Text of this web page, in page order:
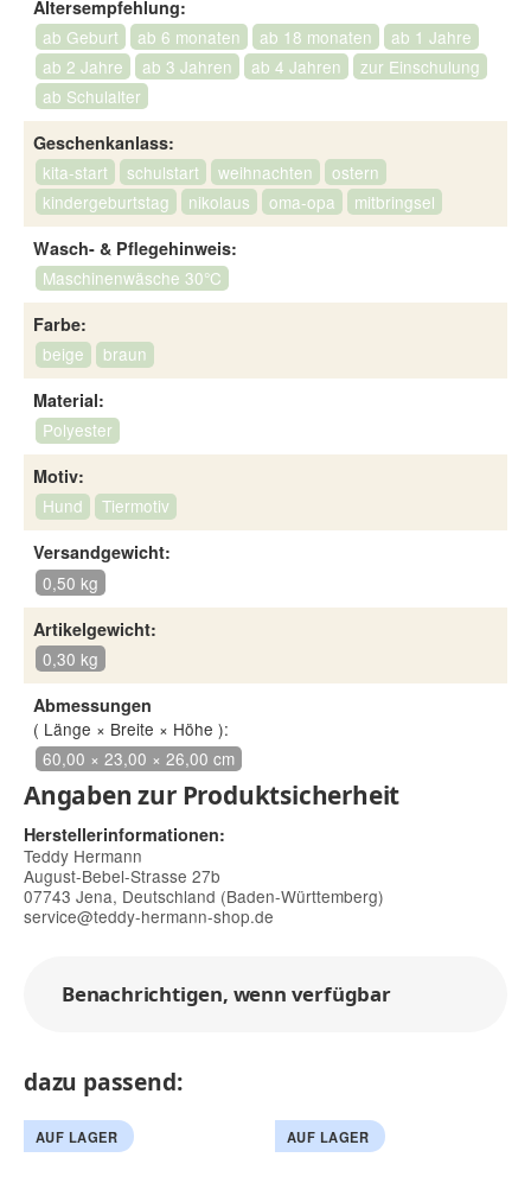
Altersempfehlung:
ab Geburt
ab 6 monaten ab 18 monaten
ab 1 Jahre
ab 2 Jahre
ab 3 Jahren ab 4 Jahren
zur Einschulung
ab Schulalter
Geschenkanlass:
kita-start
schulstart weihnachten
ostern
kindergeburtstag
nikolaus oma-opa
mitbringsel
Wasch- & Pflegehinweis:
Maschinenwäsche 30°C
Farbe:
beige
braun
Material:
Polyester
Motiv:
Hund
Tiermotiv
Versandgewicht:
0,50 kg
Artikelgewicht:
0,30 kg
Abmessungen
( Länge × Breite × Höhe ):
60,00 × 23,00 × 26,00 cm
Angaben zur Produktsicherheit
Herstellerinformationen:
Teddy Hermann
August-Bebel-Strasse 27b
07743 Jena, Deutschland (Baden-Württemberg)
service@teddy-hermann-shop.de
Benachrichtigen, wenn verfügbar
dazu passend:
AUF LAGER AUF LAGER